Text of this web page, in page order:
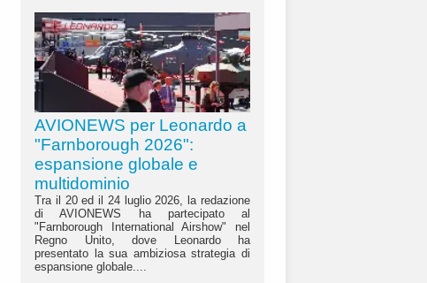
AVIONEWS per Leonardo a
"Farnborough 2026":
espansione globale e
multidominio
Tra il 20 ed il 24 luglio 2026, la redazione
di AVIONEWS ha partecipato al
"Farnborough International Airshow" nel
Regno Unito, dove Leonardo ha
presentato la sua ambiziosa strategia di
espansione globale....